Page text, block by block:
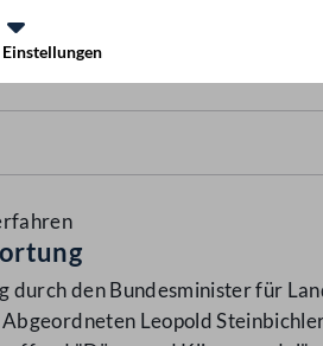
Einstellungen
durch den Bundesminister für
Leopold